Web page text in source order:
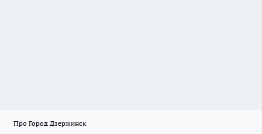
Про Город Дзержинск